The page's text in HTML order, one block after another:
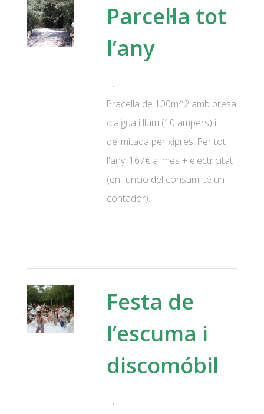
Parcel·la tot
l’any
Pracel·la de 100m^2 amb presa
d'aigua i llum (10 ampers) i
delimitada per xipres. Per tot
l'any: 167€ al mes + electricitat
(en funció del consum, té un
contador).
Festa de
l’escuma i
discomóbil